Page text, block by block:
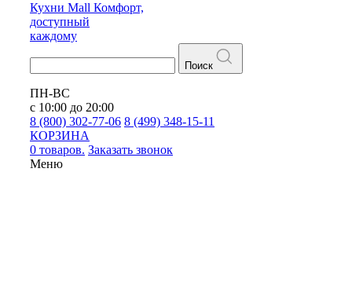
Кухни Mall Комфорт,
доступный
каждому
Поиск
ПН-ВС
с 10:00 до 20:00
8 (800) 302-77-06 8 (499) 348-15-11
КОРЗИНА
0 товаров. Заказать звонок
Меню